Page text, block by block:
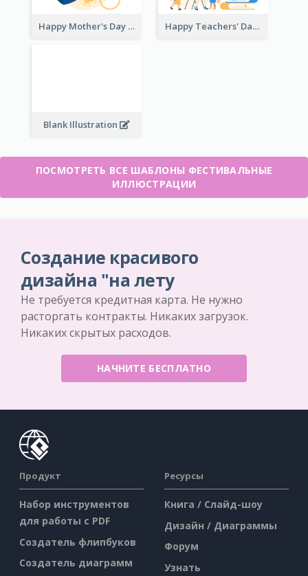
Happy Mother's Day Happy Teachers' Day
Blank Illustration
ПОСМОТРЕТЬ ВСЕ ШАБЛОНЫ ФЕСТИВАЛЬНЫЕ
ИЛЛЮСТРАЦИИ
Создание красивого
дизайна "на лету
Не требуется кредитная карта. Не нужно
расторгать контракты. Никаких загрузок.
Никаких скрытых расходов.
НАЧНИТЕ БЕСПЛАТНО
Продукт
Набор инструментов
для работы с PDF
Создатель флипбуков
Создатель диаграмм
Ресурсы
Книга / Слайд-шоу
Дизайн / Диаграммы
Форум
Узнать